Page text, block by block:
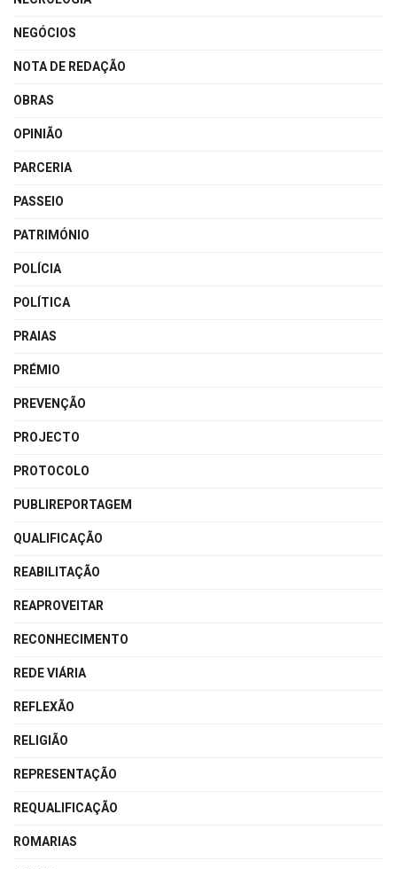
NEGÓCIOS
NOTA DE REDAÇÃO
OBRAS
OPINIÃO
PARCERIA
PASSEIO
PATRIMÓNIO
POLÍCIA
POLÍTICA
PRAIAS
PRÉMIO
PREVENÇÃO
PROJECTO
PROTOCOLO
PUBLIREPORTAGEM
QUALIFICAÇÃO
REABILITAÇÃO
REAPROVEITAR
RECONHECIMENTO
REDE VIÁRIA
REFLEXÃO
RELIGIÃO
REPRESENTAÇÃO
REQUALIFICAÇÃO
ROMARIAS